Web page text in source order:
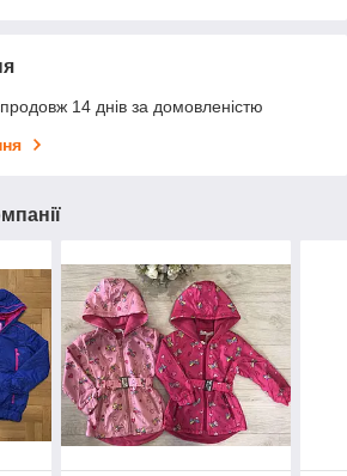
14 днів за домовленістю